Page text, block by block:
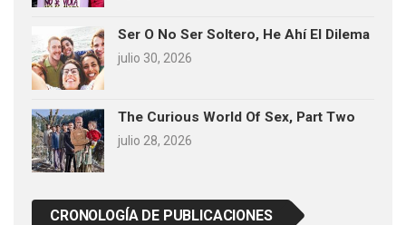
Ser O No Ser Soltero, He Ahí El Dilema
julio 30, 2026
The Curious World Of Sex, Part Two
julio 28, 2026
CRONOLOGÍA DE PUBLICACIONES